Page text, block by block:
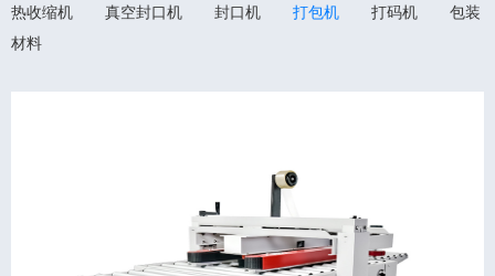
热收缩机 真空封口机 封口机 打包机 打码机
包装
材料